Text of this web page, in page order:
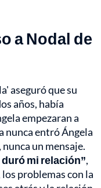
a Nodal de
aseguró que su
años, había
empezaran a
nunca entró Ángela
un mensaje.
mi relación”,
problemas con la